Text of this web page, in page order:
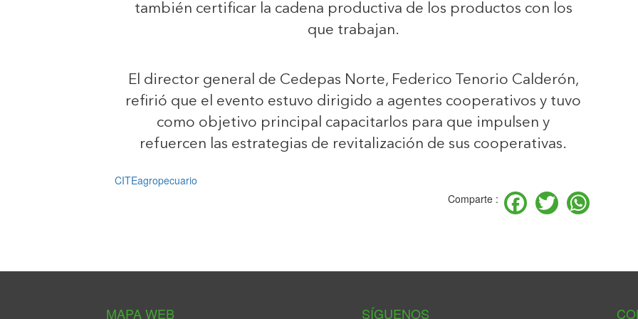
también certificar la cadena productiva de los productos con los
que trabajan.
El director general de Cedepas Norte, Federico Tenorio Calderón,
refirió que el evento estuvo dirigido a agentes cooperativos y tuvo
como objetivo principal capacitarlos para que impulsen y
refuercen las estrategias de revitalización de sus cooperativas.
CITEagropecuario
Comparte :
Facebook
Twitter
MAPA WEB SÍGUENOS